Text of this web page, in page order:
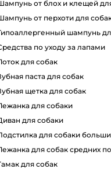
шампунь от блох и клещей
шампунь от перхоти для
гипоаллергенный шампунь
средства по уходу за лапами
лоток для собак
зубная паста для собак
зубная щетка для собак
лежанка для собаки
диван для собаки
подстилка для собаки
лежанка для собак средних
гамак для собак